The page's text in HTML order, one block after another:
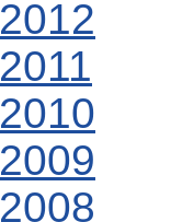
2012
2011
2010
2009
2008